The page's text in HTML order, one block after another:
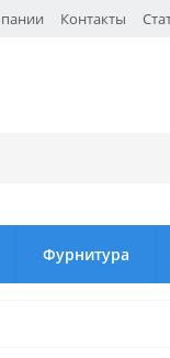
Контакты
Фурнитура